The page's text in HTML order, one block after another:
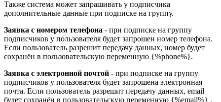
Также система может запрашивать у подписчика
дополнительные данные при подписке на группу.
Заявка с номером телефона - при подписке на группу
подписчиков у пользователя будет запрошен номер телефона.
Если пользователь разрешит передачу данных, номер будет
сохранён в пользовательскую переменную {%phone%}.
Заявка с электронной почтой - при подписке на группу
подписчиков у пользователя будет запрошена электронная
почта. Если пользователь разрешит передачу данных, email
будет сохранён в пользовательскую переменную {%email%} .